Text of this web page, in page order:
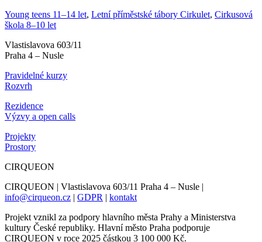
Young teens 11–14 let, Letní příměstské tábory Cirkulet, Cirkusová
škola 8–10 let
Vlastislavova 603/11
Praha 4 – Nusle
Pravidelné kurzy
Rozvrh
Rezidence
Výzvy a open calls
Projekty
Prostory
CIRQUEON
CIRQUEON | Vlastislavova 603/11 Praha 4 – Nusle |
info@cirqueon.cz | GDPR | kontakt
Projekt vznikl za podpory hlavního města Prahy a Ministerstva
kultury České republiky. Hlavní město Praha podporuje
CIRQUEON v roce 2025 částkou 3 100 000 Kč.